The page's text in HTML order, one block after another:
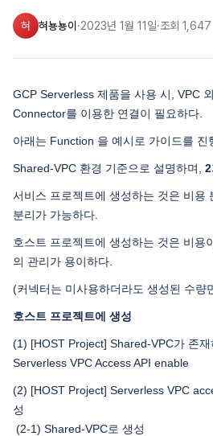
혀 혀뇽뇽이 ·2023년 1월 11일·조회 1,647
GCP Serverless 제품을 사용 시, VPC
Connector를 이용한 연결이 필요하다.
아래는 Function 을 예시로 가이드를 진
Shared-VPC 환경 기준으로 설명하며, 2
서비스 프로젝트에 생성하는 것은 비용
분리가 가능하다.
호스트 프로젝트에 생성하는 것은 비용
의 관리가 용이하다.
(커넥터는 미사용하더라도 생성된 수량
호스트 프로젝트에 생성
(1) [HOST Project] Shared-VPC가 존
Serverless VPC Access API enable
(2) [HOST Project] Serverless VPC
성
(2-1) Shared-VPC로 생성